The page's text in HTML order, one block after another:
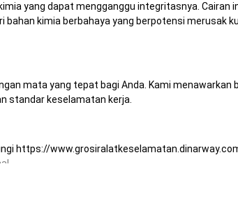
yang dapat mengganggu integritasnya. Cairan
kimia berbahaya yang berpotensi merusak
mata yang tepat bagi Anda. Kami menawarkan
standar keselamatan kerja.
https://